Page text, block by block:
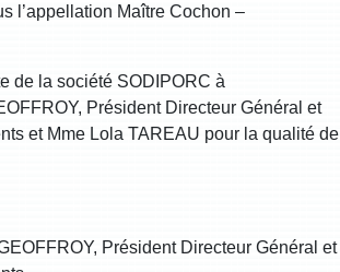
l’appellation Maître Cochon –
de la société SODIPORC à
Président Directeur Général et
et Mme Lola TAREAU pour la qualité de
Président Directeur Général et